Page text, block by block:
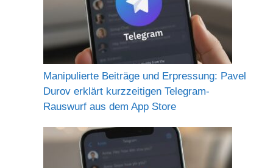
Manipulierte Beiträge und Erpressung: Pavel
Durov erklärt kurzzeitigen Telegram-
Rauswurf aus dem App Store